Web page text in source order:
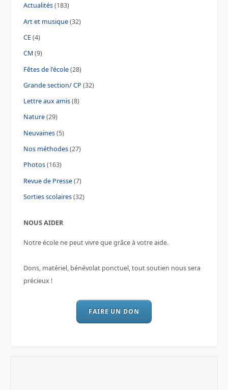
Actualités(183)
Art et musique(32)
CE(4)
CM(9)
Fêtes de l'école(28)
Grande section/ CP (32)
Lettre aux amis(8)
Nature(29)
Neuvaines(5)
Nos méthodes(27)
Photos(163)
Revue de Presse(7)
Sorties scolaires(32)
NOUS AIDER
Notre école ne peut vivre que grâce à votre aide.
Dons, matériel, bénévolat ponctuel, tout soutien nous sera
précieux !
FAIRE UN DON